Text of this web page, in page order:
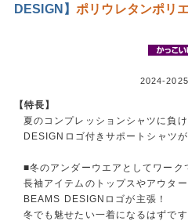
DESIGN】 ポリウレタンポリ
2024-
【特長】
夏のコンプレッションシャツに負
DESIGNロゴ付きサポートシャツが
■冬のアンダーウエアとしてワーク
長袖アイテムのトップスやアウタ
BEAMS DESIGNロゴが主張！
冬でも魅せたい一着になるはずです